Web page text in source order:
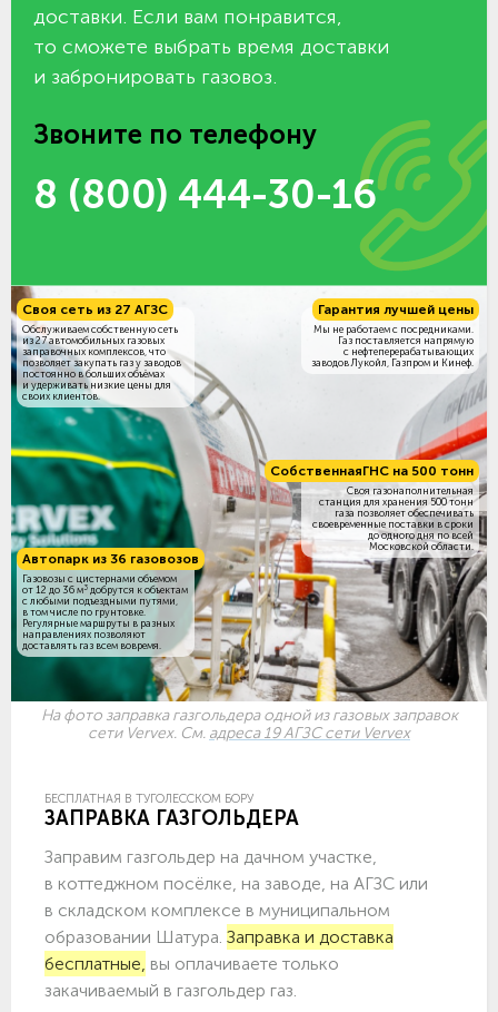
доставки. Если вам понравится,
то сможете выбрать время доставки
и забронировать газовоз.
Звоните по телефону
8 (800) 444-30-16
СобственнаяГНС на 500 тонн
Своя газонаполнительная
станция для хранения 500 тонн
газа позволяет обеспечивать
своевременные поставки в сроки
до одного дня по всей
Московской области.
Своя сеть из 27 АГЗС
Обслуживаем собственную сеть
из 27 автомобильных газовых
заправочных комплексов, что
позволяет закупать газ у заводов
постоянно в больших объёмах
и удерживать низкие цены для
своих клиентов.
Гарантия лучшей цены
Мы не работаем с посредниками.
Газ поставляется напрямую
с нефтеперерабатывающих
заводов Лукойл, Газпром и Кинеф.
Автопарк из 36 газовозов
Газовозы с цистернами объемом
от 12 до 36 м3 добрутся к объектам
c любыми подъездными путями,
в том числе по грунтовке.
Регулярные маршруты в разных
направлениях позволяют
доставлять газ всем вовремя.
На фото заправка газгольдера одной из газовых заправок
сети Vervex. См. адреса 19 АГЗС сети Vervex
БЕСПЛАТНАЯ В ТУГОЛЕССКОМ БОРУ
ЗАПРАВКА ГАЗГОЛЬДЕРА
Заправим газгольдер на дачном участке,
в коттеджном посёлке, на заводе, на АГЗС или
в складском комплексе в муниципальном
образовании Шатура. Заправка и доставка
бесплатные, вы оплачиваете только
закачиваемый в газгольдер газ.